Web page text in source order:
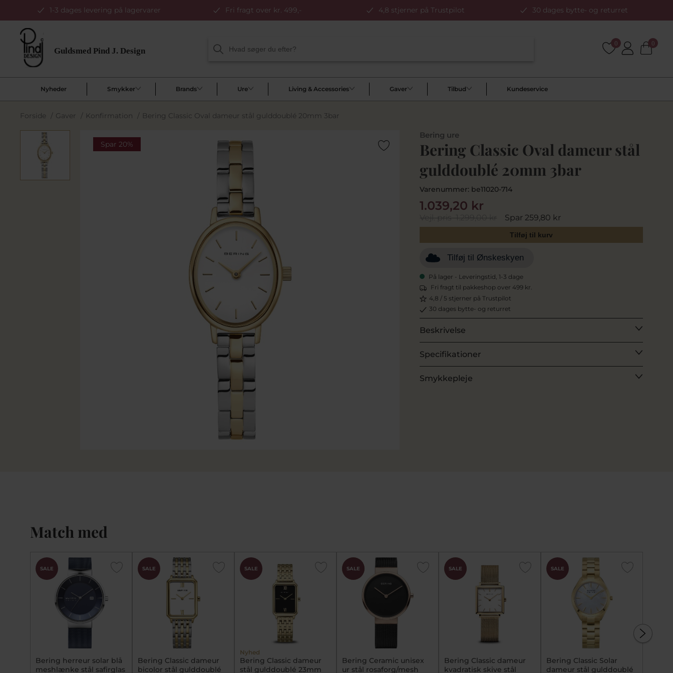
1-3 dages levering på lagervarer Fri fragt over kr. 499,- 4,8 stjerner på Trustpilot 30 dages bytte- og returret
0 0
Nyheder Smykker Brands Ure Living & Accessories Gaver Tilbud Kundeservice
Forside / Gaver / Konfirmation / Bering Classic Oval dameur stål gulddoublé 20mm 3bar
Spar 20%
Bering ure
Bering Classic Oval dameur stål
gulddoublé 20mm 3bar
Varenummer: be11020-714
Vejl. pris1.299,00 kr Spar 259,80 kr
1.039,20 kr
Tilføj til kurv
Tilføj til Ønskeskyen
På lager - Leveringstid, 1-3 dage
Fri fragt til pakkeshop over 499 kr.
4,8 / 5 stjerner på Trustpilot
30 dages bytte- og returret
Beskrivelse
Specifikationer
Smykkepleje
Match med
SALE
Bering herreur solar blå
meshlænke stål safirglas
SALE
Bering Classic dameur
bicolor stål gulddoublé
SALE
Nyhed
Bering Classic dameur
stål gulddoublé 23mm
CHOK
PRIS
SALE
Bering Ceramic unisex
ur stål rosaforg/mesh
CHOK
PRIS
SALE
Bering Classic dameur
kvadratisk skive stål
SALE
Bering Classic Solar
dameur stål gulddoublé